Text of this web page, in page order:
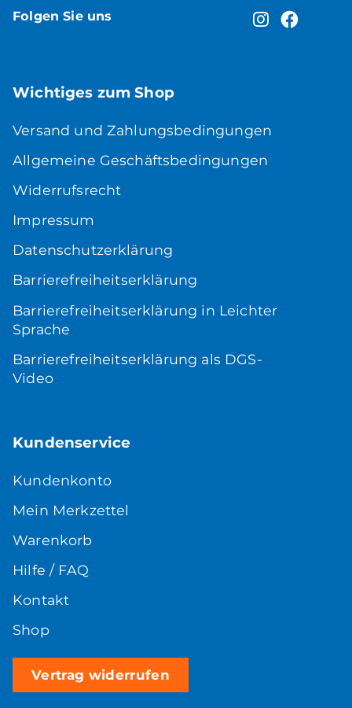
Folgen Sie uns
Wichtiges zum Shop
Versand und Zahlungsbedingungen
Allgemeine Geschäftsbedingungen
Widerrufsrecht
Impressum
Datenschutzerklärung
Barrierefreiheitserklärung
Barrierefreiheitserklärung in Leichter
Sprache
Barrierefreiheitserklärung als DGS-
Video
Kundenservice
Kundenkonto
Mein Merkzettel
Warenkorb
Hilfe / FAQ
Kontakt
Shop
Vertrag widerrufen